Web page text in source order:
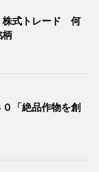
式トレード 何
柄
「絶品作物を創